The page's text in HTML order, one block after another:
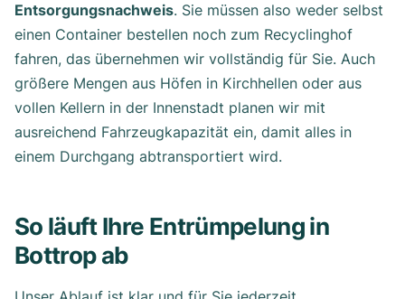
Entsorgungsnachweis. Sie müssen also weder selbst
einen Container bestellen noch zum Recyclinghof
fahren, das übernehmen wir vollständig für Sie. Auch
größere Mengen aus Höfen in Kirchhellen oder aus
vollen Kellern in der Innenstadt planen wir mit
ausreichend Fahrzeugkapazität ein, damit alles in
einem Durchgang abtransportiert wird.
So läuft Ihre Entrümpelung in
Bottrop ab